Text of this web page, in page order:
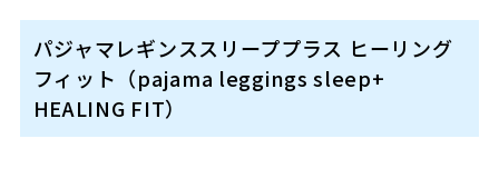
パジャマレギンススリーププラス ヒーリング
フィット（pajama leggings sleep+
HEALING FIT）